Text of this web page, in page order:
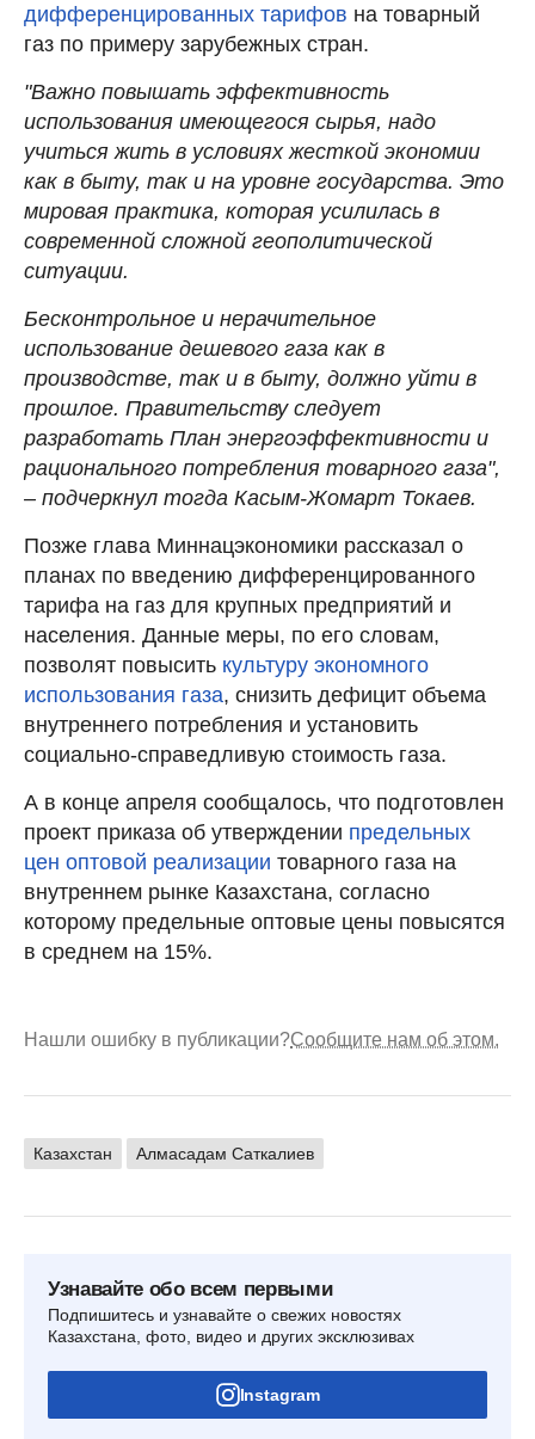
дифференцированных тарифов на товарный
газ по примеру зарубежных стран.
"Важно повышать эффективность
использования имеющегося сырья, надо
учиться жить в условиях жесткой экономии
как в быту, так и на уровне государства. Это
мировая практика, которая усилилась в
современной сложной геополитической
ситуации.
Бесконтрольное и нерачительное
использование дешевого газа как в
производстве, так и в быту, должно уйти в
прошлое. Правительству следует
разработать План энергоэффективности и
рационального потребления товарного газа",
– подчеркнул тогда Касым-Жомарт Токаев.
Позже глава Миннацэкономики рассказал о
планах по введению дифференцированного
тарифа на газ для крупных предприятий и
населения. Данные меры, по его словам,
позволят повысить культуру экономного
использования газа, снизить дефицит объема
внутреннего потребления и установить
социально-справедливую стоимость газа.
А в конце апреля сообщалось, что подготовлен
проект приказа об утверждении предельных
цен оптовой реализации товарного газа на
внутреннем рынке Казахстана, согласно
которому предельные оптовые цены повысятся
в среднем на 15%.
Нашли ошибку в публикации?Сообщите нам об этом.
Казахстан Алмасадам Саткалиев
Узнавайте обо всем первыми
Подпишитесь и узнавайте о свежих новостях
Казахстана, фото, видео и других эксклюзивах
Instagram